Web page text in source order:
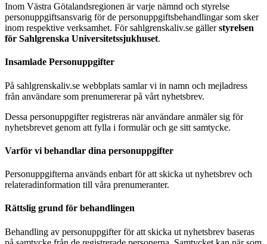
Inom Västra Götalandsregionen är varje nämnd och styrelse
personuppgiftsansvarig för de personuppgiftsbehandlingar som sker
inom respektive verksamhet. För sahlgrenskaliv.se gällerstyrelsen
för Sahlgrenska Universitetssjukhuset.
Insamlade Personuppgifter
På sahlgrenskaliv.se webbplats samlar vi in namn och mejladress
från användare som prenumererar på vårt nyhetsbrev.
Dessa personuppgifter registreras när användare anmäler sig för
nyhetsbrevet genom att fylla i formulär och ge sitt samtycke.
Varför vi behandlar dina personuppgifter
Personuppgifterna används enbart för att skicka ut nyhetsbrev och
relateradinformation till våra prenumeranter.
Rättslig grund för behandlingen
Behandling av personuppgifter för att skicka ut nyhetsbrev baseras